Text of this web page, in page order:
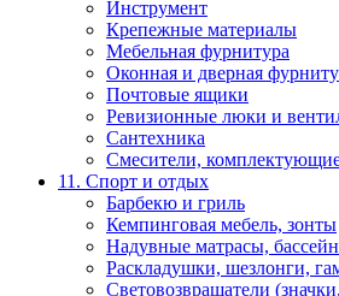
Инструмент
Крепежные материалы
Мебельная фурнитура
Оконная и дверная
Почтовые ящики
Ревизионные люки и
Сантехника
Смесители,
11. Спорт и отдых
Барбекю и гриль
Кемпинговая мебель, зонты
Надувные матрасы,
Раскладушки, шезлонги,
Световозвращатели